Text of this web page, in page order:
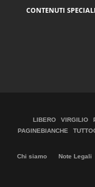
CONTENUTI SPECIALI
LIBERO VIRGILIO
PAGINEBIANCHE
Chi siamo Note Legali